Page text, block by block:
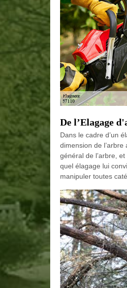
De l’Elagage
Dans le cadre d’un
dimension de
général de l’arbre,
quel élagage lui
manipuler toutes